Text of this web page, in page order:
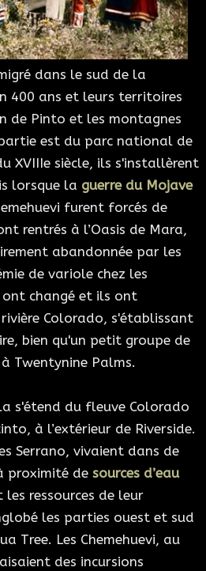
dans le sud de la
400 ans et leurs territoires
de Pinto et les montagnes
est du parc national de
XVIIIe siècle, ils s'installèrent
lorsque la guerre du Mojave
furent forcés de
rentrés à l’Oasis de Mara,
abandonnée par les
de variole chez les
ont changé et ils ont
Colorado, s'établissant
bien qu'un petit groupe de
Twentynine Palms.
s'étend du fleuve Colorado
à l’extérieur de Riverside.
Serrano, vivaient dans de
proximité de sources d’eau
ressources de leur
les parties ouest et sud
Tree. Les Chemehuevi, au
des incursions